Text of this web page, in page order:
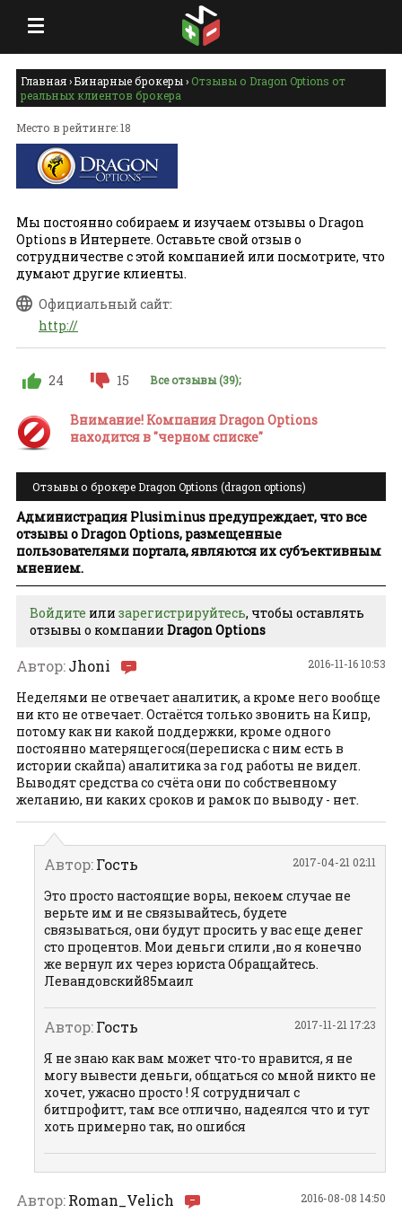
Главная›Бинарные брокеры › Отзывы о Dragon Options от
реальных клиентов брокера
Место в рейтинге: 18
Мы постоянно собираем и изучаем отзывы о Dragon
Options в Интернете. Оставьте свой отзыв о
сотрудничестве с этой компанией или посмотрите, что
думают другие клиенты.
Официальный сайт:
http://
24 15 Все отзывы (39);
Внимание! Компания Dragon Options
находится в "черном списке"
Отзывы о брокере Dragon Options (dragon options)
Администрация Plusiminus предупреждает, что все
отзывы о Dragon Options, размещенные
пользователями портала, являются их субъективным
мнением.
Войдите или зарегистрируйтесь, чтобы оставлять
отзывы о компании Dragon Options
2016-11-16 10:53
Автор:Jhoni
Неделями не отвечает аналитик, а кроме него вообще
ни кто не отвечает. Остаётся только звонить на Кипр,
потому как ни какой поддержки, кроме одного
постоянно матерящегося(переписка с ним есть в
истории скайпа) аналитика за год работы не видел.
Выводят средства со счёта они по собственному
желанию, ни каких сроков и рамок по выводу - нет.
2017-04-21 02:11
Автор:Гость
Это просто настоящие воры, некоем случае не
верьте им и не связывайтесь, будете
связываться, они будут просить у вас еще денег
сто процентов. Мои деньги слили ,но я конечно
же вернул их через юриста Обращайтесь.
Левандовский85маил
2017-11-21 17:23
Автор:Гость
Я не знаю как вам может что-то нравится, я не
могу вывести деньги, общаться со мной никто не
хочет, ужасно просто ! Я сотрудничал с
битпрофитт, там все отлично, надеялся что и тут
хоть примерно так, но ошибся
2016-08-08 14:50
Автор:Roman_Velich